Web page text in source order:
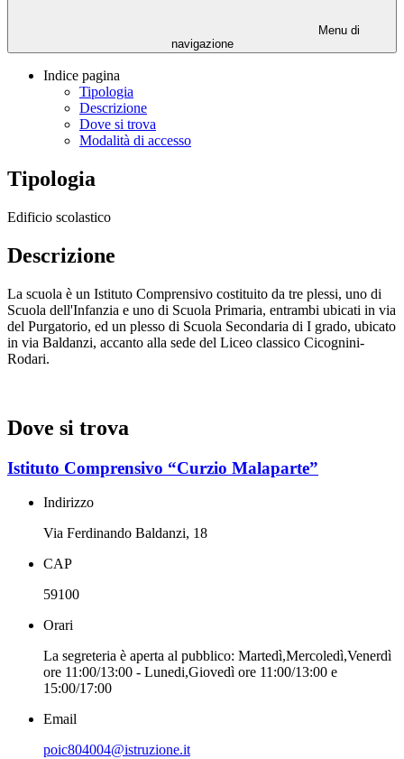
Menu di
navigazione
Indice pagina
Tipologia
Descrizione
Dove si trova
Modalità di accesso
Tipologia
Edificio scolastico
Descrizione
La scuola è un Istituto Comprensivo costituito da tre plessi, uno di
Scuola dell'Infanzia e uno di Scuola Primaria, entrambi ubicati in via
del Purgatorio, ed un plesso di Scuola Secondaria di I grado, ubicato
in via Baldanzi, accanto alla sede del Liceo classico Cicognini-
Rodari.
Dove si trova
Istituto Comprensivo “Curzio Malaparte”
Indirizzo
Via Ferdinando Baldanzi, 18
CAP
59100
Orari
La segreteria è aperta al pubblico: Martedì,Mercoledì,Venerdì
ore 11:00/13:00 - Lunedi,Giovedì ore 11:00/13:00 e
15:00/17:00
Email
poic804004@istruzione.it